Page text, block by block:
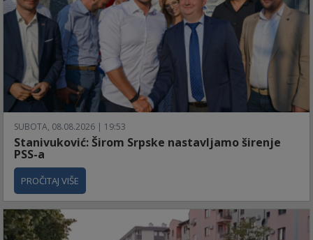
SUBOTA, 08.08.2026 | 19:53
Stanivuković: Širom Srpske nastavljamo širenje
PSS-a
PROČITAJ VIŠE